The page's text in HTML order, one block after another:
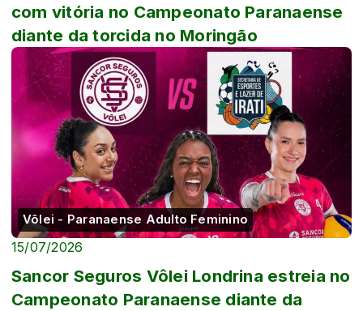
com vitória no Campeonato Paranaense
diante da torcida no Moringão
Vôlei - Paranaense Adulto Feminino
15/07/2026
Sancor Seguros Vôlei Londrina estreia no
Campeonato Paranaense diante da